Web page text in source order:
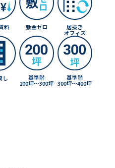
料 敷金ゼロ 居抜き
オフィス
し 基準階
200坪〜300坪
基準階
300坪〜400坪